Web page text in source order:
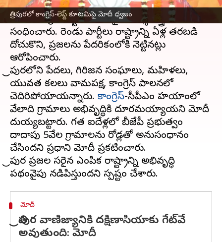
త్రిపురలో కాంగ్రెస్-లెఫ్ట్ కూటమిపై మోదీ ధ్వజం
త్రిపురఎన్నికల ప్రచారంలో భాగంగా శనివారంప్రధాని
మోదీకాంగ్రెస్-లెఫ్ట్ కూటమిపై విమర్శనాస్త్రాలు
సంధించారు. రెండు పార్టీలు రాష్ట్రాన్ని ఏళ్ల తరబడి
దోచుకొని, ప్రజలను పేదరికంలోకి నెట్టినట్లు
ఆరోపించారు.
త్రిపురలోని పేదలు, గిరిజన సంఘాలు, మహిళలు,
యువత కలలు వామపక్ష, కాంగ్రెస్‌ పాలనలో
చెదిరిపోయాయన్నారు. కాంగ్రెస్-సీపీఎం హయాంలో
వేలాది గ్రామాలు అభివృద్ధికి దూరమయ్యాయని మోదీ
దుయ్యబట్టారు. గత ఐదేళ్లలో బీజేపీ ప్రభుత్వం
దాదాపు 5వేల గ్రామాలను రోడ్లతో అనుసంధానం
చేసిందని ప్రధాని మోదీ ప్రకటించారు.
త్రిపుర ప్రజల సరైన ఎంపిక రాష్ట్రాన్ని అభివృద్ధి
మోదీ
త్రిపుర వాణిజ్యానికి దక్షిణాసియాకు గేట్‌వే
అవుతుంది: మోదీ